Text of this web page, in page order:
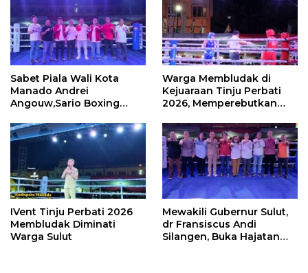
Sabet Piala Wali Kota
Manado Andrei
Angouw,Sario Boxing
Perbati 2026
Warga Membludak di
Kejuaraan Tinju Perbati
2026, Memperebutkan
IVent Tinju Perbati 2026
Membludak Diminati
Warga Sulut
Mewakili Gubernur Sulut,
dr Fransiscus Andi
Silangen, Buka Hajatan